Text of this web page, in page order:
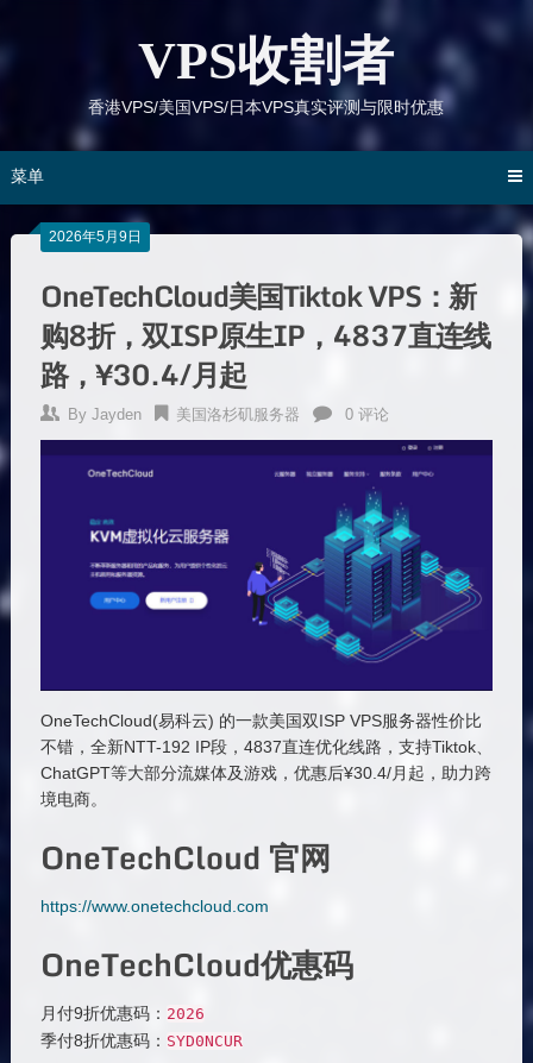
VPS收割者
香港VPS/美国VPS/日本VPS真实评测与限时优惠
菜单
2026年5月9日
OneTechCloud美国Tiktok VPS：新
购8折，双ISP原生IP，4837直连线
路，¥30.4/月起
By Jayden 美国洛杉矶服务器 0 评论
OneTechCloud(易科云) 的一款美国双ISP VPS服务器性价比
不错，全新NTT-192 IP段，4837直连优化线路，支持Tiktok、
ChatGPT等大部分流媒体及游戏，优惠后¥30.4/月起，助力跨
境电商。
OneTechCloud 官网
https://www.onetechcloud.com
OneTechCloud优惠码
月付9折优惠码： 2026
季付8折优惠码： SYD0NCUR